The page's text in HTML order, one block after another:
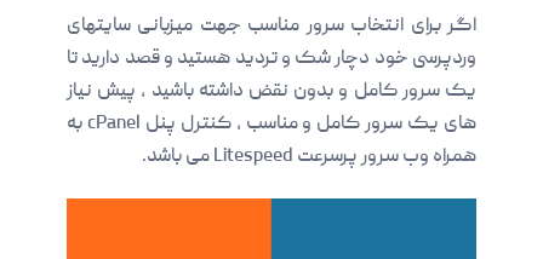
اگر برای انتخاب سرور مناسب جهت میزبانی سایتهای
وردپرسی خود دچار شک و تردید هستید و قصد دارید تا
یک سرور کامل و بدون نقض داشته باشید ، پیش نیاز
های یک سرور کامل و مناسب ، کنترل پنل cPanel به
همراه وب سرور پرسرعت Litespeed می باشد.